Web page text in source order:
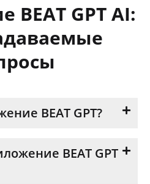
GPT AI:
BEAT GPT?
BEAT GPT